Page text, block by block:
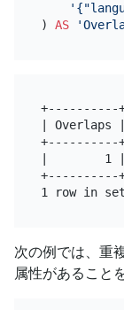
) AS
+----------
| Overlaps |
+----------
|        1 |
+----------
次の例では、重
属性があること